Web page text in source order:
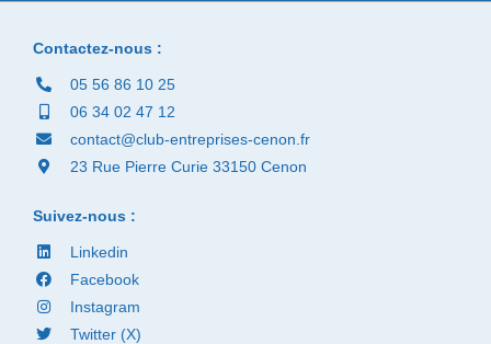
Contactez-nous :
05 56 86 10 25
06 34 02 47 12
contact@club-entreprises-cenon.fr
23 Rue Pierre Curie 33150 Cenon
Suivez-nous :
Linkedin
Facebook
Instagram
Twitter (X)